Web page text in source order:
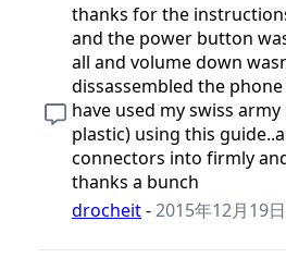
thanks for the
and the power button
all and volume down
dissassembled the
have used my swiss
plastic) using this
connectors into firmly
thanks a bunch
drocheit-2015年12月19日